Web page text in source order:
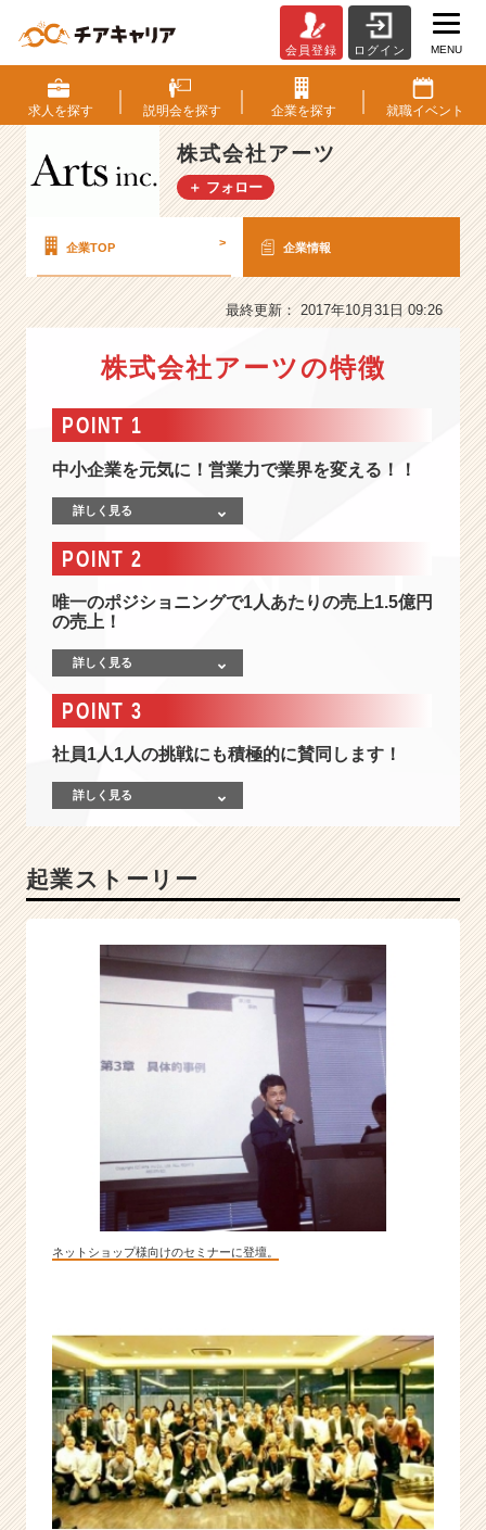
式
会
社
ア
ー
ツ
の
-
業
界
え
る！
フ
ッ
シ
ョ
ル
と
む
な
物
改
革！
チ
企
か
ら
ト
が
届
く
就
活
サ
イ
ト
会員登録 ログイン MENU
求人を探す 説明会を探す 企業を探す 就職イベント
株式会社アーツ
＋ フォロー
企業TOP > 企業情報
最終更新： 2017年10月31日 09:26
株式会社アーツの特徴
POINT 1
中小企業を元気に！営業力で業界を変える！！
詳しく見る
POINT 2
唯一のポジショニングで1人あたりの売上1.5億円
の売上！
詳しく見る
POINT 3
社員1人1人の挑戦にも積極的に賛同します！
詳しく見る
起業ストーリー
ネットショップ様向けのセミナーに登壇。